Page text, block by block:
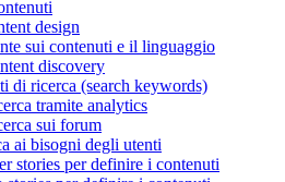
design
sui contenuti e il linguaggio
discovery
di ricerca (search keywords)
tramite analytics
sui forum
ai bisogni degli utenti
stories per definire i contenuti